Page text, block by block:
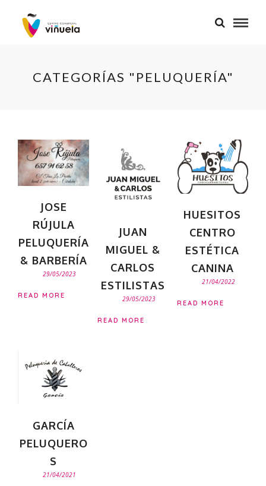
CATEGORÍAS "PELUQUERÍA"
JOSE
RÚJULA
PELUQUERÍA
& BARBERÍA
29/05/2023
READ MORE
JUAN
MIGUEL &
CARLOS
ESTILISTAS
29/05/2023
READ MORE
HUESITOS
CENTRO
ESTÉTICA
CANINA
21/04/2022
READ MORE
GARCÍA
PELUQUERO
S
21/04/2021